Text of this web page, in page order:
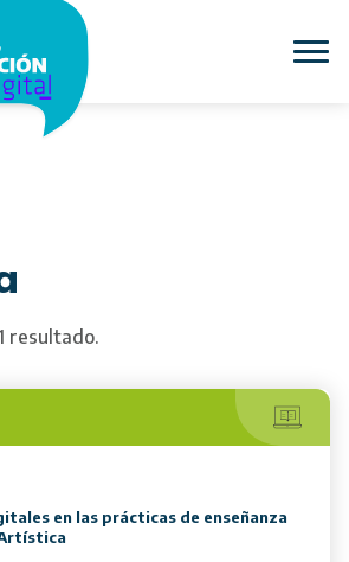
resultado.
en las prácticas de enseñanza